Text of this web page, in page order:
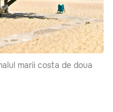
marii costa de doua